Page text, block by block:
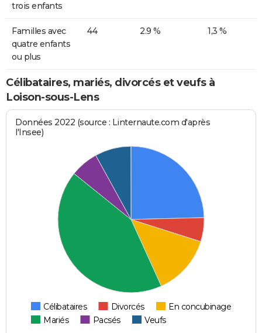
trois enfants
Familles avec
quatre enfants
ou plus
44 2.9 % 1,3 %
Célibataires, mariés, divorcés et veufs à
Loison-sous-Lens
Données 2022 (source : Linternaute.com d'après
l'Insee)
Célibataires Divorcés
En concubinage
Mariés
Pacsés Veufs